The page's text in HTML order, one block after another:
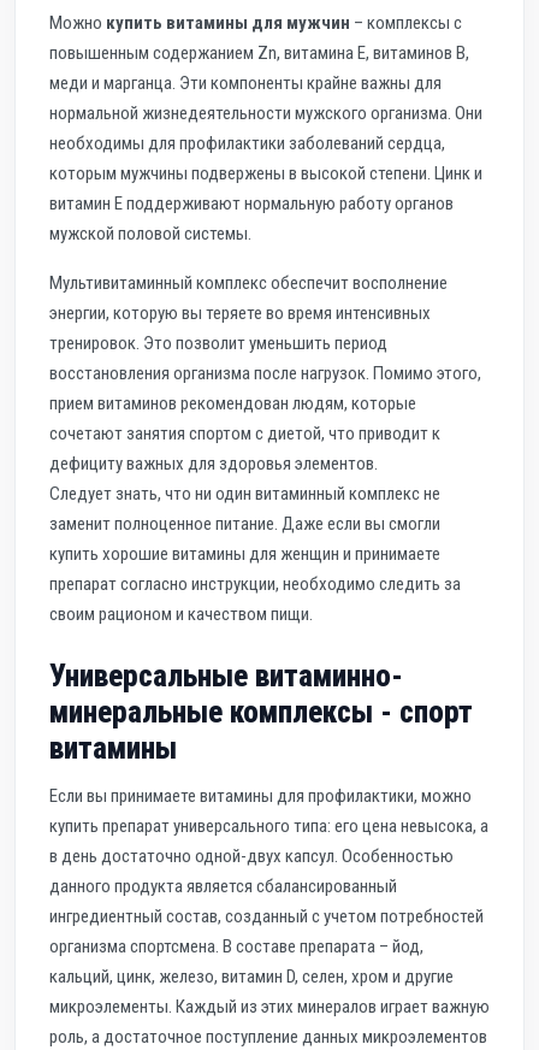
Можно купить витамины для мужчин – комплексы с
повышенным содержанием Zn, витамина E, витаминов B,
меди и марганца. Эти компоненты крайне важны для
нормальной жизнедеятельности мужского организма. Они
необходимы для профилактики заболеваний сердца,
которым мужчины подвержены в высокой степени. Цинк и
витамин E поддерживают нормальную работу органов
мужской половой системы.
Мультивитаминный комплекс обеспечит восполнение
энергии, которую вы теряете во время интенсивных
тренировок. Это позволит уменьшить период
восстановления организма после нагрузок. Помимо этого,
прием витаминов рекомендован людям, которые
сочетают занятия спортом с диетой, что приводит к
дефициту важных для здоровья элементов.
Следует знать, что ни один витаминный комплекс не
заменит полноценное питание. Даже если вы смогли
купить хорошие витамины для женщин и принимаете
препарат согласно инструкции, необходимо следить за
своим рационом и качеством пищи.
Универсальные витаминно-
минеральные комплексы - спорт
витамины
Если вы принимаете витамины для профилактики, можно
купить препарат универсального типа: его цена невысока, а
в день достаточно одной-двух капсул. Особенностью
данного продукта является сбалансированный
ингредиентный состав, созданный с учетом потребностей
организма спортсмена. В составе препарата – йод,
кальций, цинк, железо, витамин D, селен, хром и другие
микроэлементы. Каждый из этих минералов играет важную
роль, а достаточное поступление данных микроэлементов